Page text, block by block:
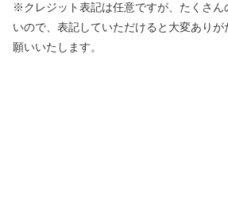
※クレジット表記は任意ですが、たくさん
いので、表記していただけると大変あり
願いいたします。